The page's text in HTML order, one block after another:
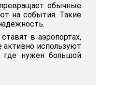
обычные
на события. Такие
в аэропортах,
активно используют
где нужен большой